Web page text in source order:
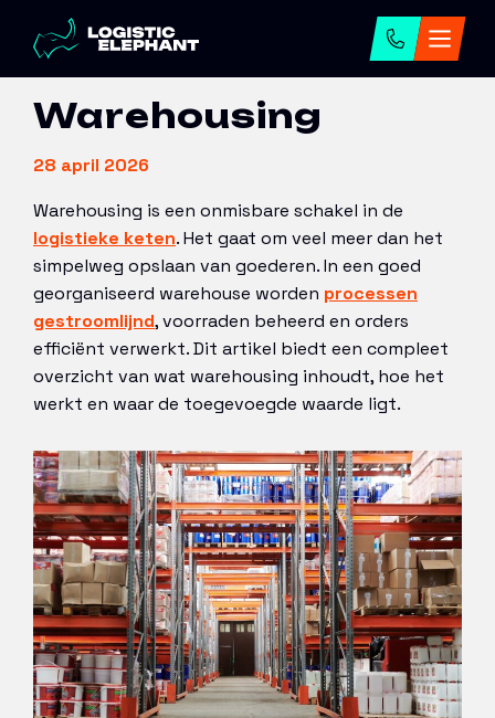
Home →Artikelen Wat is warehousing?
Warehousing
28 april 2026
Warehousing is een onmisbare schakel in de
logistieke keten. Het gaat om veel meer dan het
simpelweg opslaan van goederen. In een goed
georganiseerd warehouse worden processen
gestroomlijnd, voorraden beheerd en orders
efficiënt verwerkt. Dit artikel biedt een compleet
overzicht van wat warehousing inhoudt, hoe het
werkt en waar de toegevoegde waarde ligt.